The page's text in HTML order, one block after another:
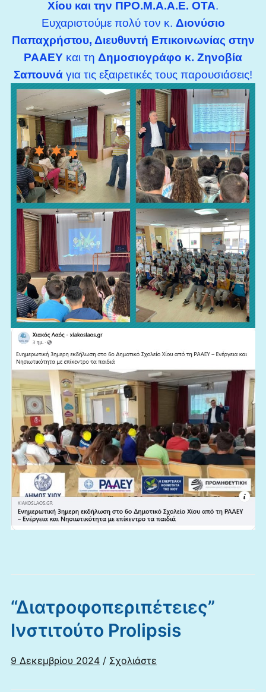
Χίου και την ΠΡΟ.Μ.Α.Α.Ε. ΟΤΑ.
Ευχαριστούμε πολύ τον κ. Διονύσιο
Παπαχρήστου, Διευθυντή Επικοινωνίας στην
ΡΑΑΕΥ και τη Δημοσιογράφο κ. Ζηνοβία
Σαπουνά για τις εξαιρετικές τους παρουσιάσεις!
“Διατροφοπεριπέτειες”
Ινστιτούτο Prolipsis
9 Δεκεμβρίου 2024 / Σχολιάστε